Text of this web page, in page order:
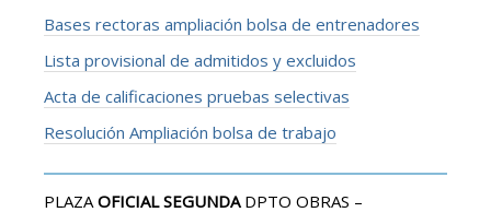
Bases rectoras ampliación bolsa de entrenadores
Lista provisional de admitidos y excluidos
Acta de calificaciones pruebas selectivas
Resolución Ampliación bolsa de trabajo
PLAZA OFICIAL SEGUNDADPTO OBRAS –